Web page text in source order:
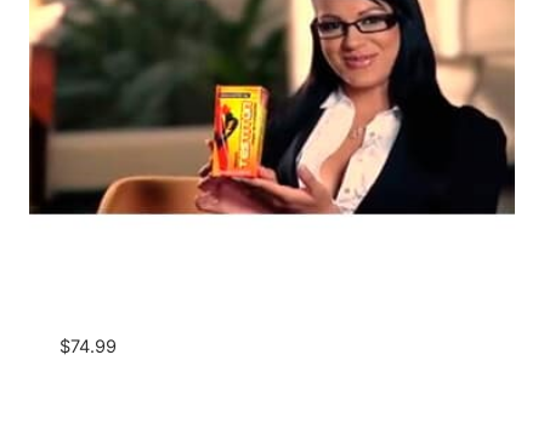
$74.99